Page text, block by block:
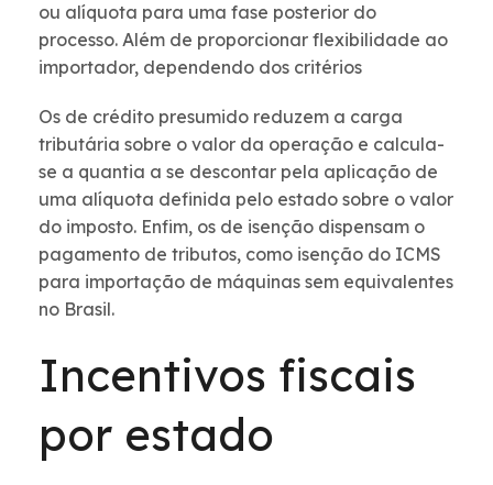
ou alíquota para uma fase posterior do
processo. Além de proporcionar flexibilidade ao
importador, dependendo dos critérios
Os de crédito presumido reduzem a carga
tributária sobre o valor da operação e calcula-
se a quantia a se descontar pela aplicação de
uma alíquota definida pelo estado sobre o valor
do imposto. Enfim, os de isenção dispensam o
pagamento de tributos, como isenção do ICMS
para importação de máquinas sem equivalentes
no Brasil.
Incentivos fiscais
por estado